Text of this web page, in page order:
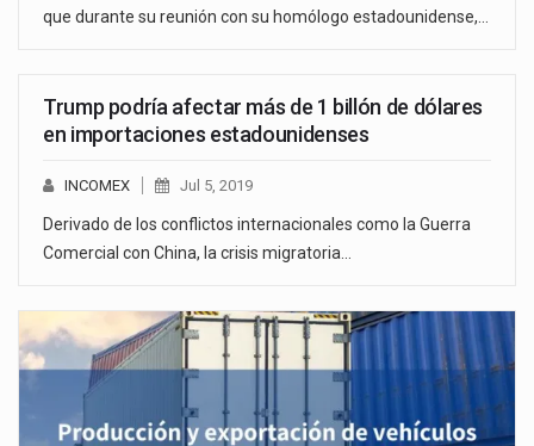
que durante su reunión con su homólogo estadounidense,…
Trump podría afectar más de 1 billón de dólares
en importaciones estadounidenses
INCOMEX Jul 5, 2019
Derivado de los conflictos internacionales como la Guerra
Comercial con China, la crisis migratoria…